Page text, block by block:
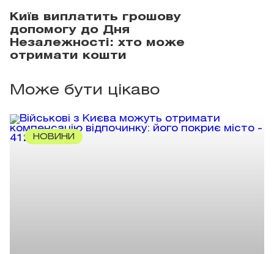
Київ виплатить грошову
допомогу до Дня
Незалежності: хто може
отримати кошти
Може бути цікаво
НОВИНИ